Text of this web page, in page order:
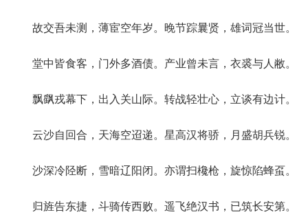
故交吾未测，薄宦空年岁。晚节踪曩贤，雄词冠当世。
堂中皆食客，门外多酒债。产业曾未言，衣裘与人敝。
飘飖戎幕下，出入关山际。转战轻壮心，立谈有边计。
云沙自回合，天海空迢递。星高汉将骄，月盛胡兵锐。
沙深冷陉断，雪暗辽阳闭。亦谓扫欃枪，旋惊陷蜂虿。
归旌告东捷，斗骑传西败。遥飞绝汉书，已筑长安第。